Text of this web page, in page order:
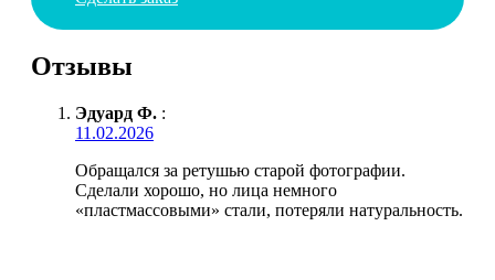
Отзывы
Эдуард Ф. :
11.02.2026
Обращался за ретушью старой фотографии.
Сделали хорошо, но лица немного
«пластмассовыми» стали, потеряли натуральность.